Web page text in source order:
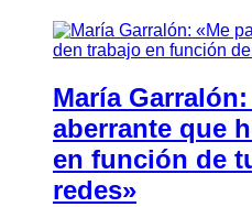
María
aberrante que
en función de
redes»